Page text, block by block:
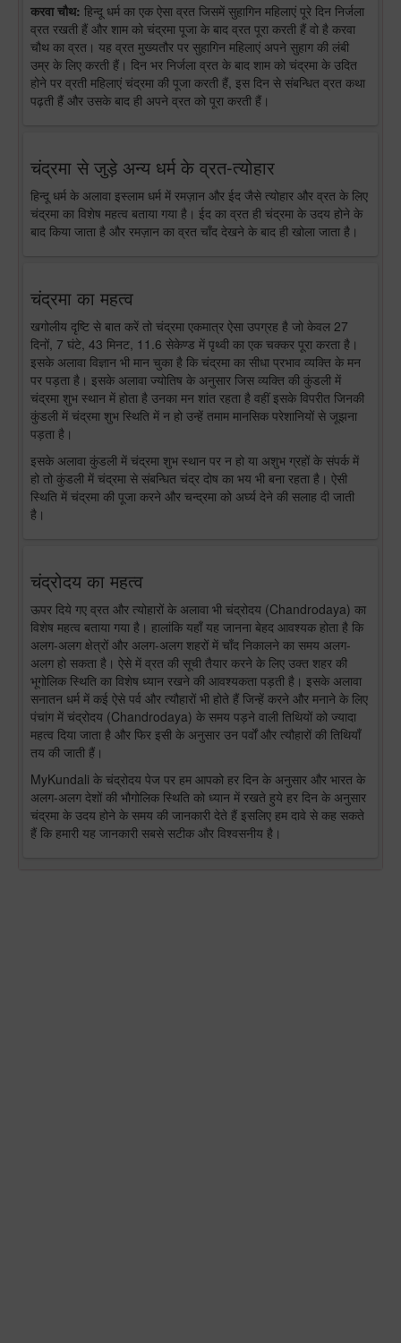
करवा चौथ: हिन्दू धर्म का एक ऐसा व्रत जिसमें सुहागिन महिलाएं पूरे दिन निर्जला
व्रत रखती हैं और शाम को चंद्रमा पूजा के बाद व्रत पूरा करती हैं वो है करवा
चौथ का व्रत। यह व्रत मुख्यतौर पर सुहागिन महिलाएं अपने सुहाग की लंबी
उम्र के लिए करती हैं। दिन भर निर्जला व्रत के बाद शाम को चंद्रमा के उदित
होने पर व्रती महिलाएं चंद्रमा की पूजा करती हैं, इस दिन से संबन्धित व्रत कथा
पढ़ती हैं और उसके बाद ही अपने व्रत को पूरा करती हैं।
चंद्रमा से जुड़े अन्य धर्म के व्रत-त्योहार
हिन्दू धर्म के अलावा इस्लाम धर्म में रमज़ान और ईद जैसे त्योहार और व्रत के लिए
चंद्रमा का विशेष महत्व बताया गया है। ईद का व्रत ही चंद्रमा के उदय होने के
बाद किया जाता है और रमज़ान का व्रत चाँद देखने के बाद ही खोला जाता है।
चंद्रमा का महत्व
खगोलीय दृष्टि से बात करें तो चंद्रमा एकमात्र ऐसा उपग्रह है जो केवल 27
दिनों, 7 घंटे, 43 मिनट, 11.6 सेकेण्ड में पृथ्वी का एक चक्कर पूरा करता है।
इसके अलावा विज्ञान भी मान चुका है कि चंद्रमा का सीधा प्रभाव व्यक्ति के मन
पर पड़ता है। इसके अलावा ज्योतिष के अनुसार जिस व्यक्ति की कुंडली में
चंद्रमा शुभ स्थान में होता है उनका मन शांत रहता है वहीं इसके विपरीत जिनकी
कुंडली में चंद्रमा शुभ स्थिति में न हो उन्हें तमाम मानसिक परेशानियों से जूझना
पड़ता है।
इसके अलावा कुंडली में चंद्रमा शुभ स्थान पर न हो या अशुभ ग्रहों के संपर्क में
हो तो कुंडली में चंद्रमा से संबन्धित चंद्र दोष का भय भी बना रहता है। ऐसी
स्थिति में चंद्रमा की पूजा करने और चन्द्रमा को अर्घ्य देने की सलाह दी जाती
है।
चंद्रोदय का महत्व
ऊपर दिये गए व्रत और त्योहारों के अलावा भी चंद्रोदय (Chandrodaya) का
विशेष महत्व बताया गया है। हालांकि यहाँ यह जानना बेहद आवश्यक होता है कि
अलग-अलग क्षेत्रों और अलग-अलग शहरों में चाँद निकालने का समय अलग-
अलग हो सकता है। ऐसे में व्रत की सूची तैयार करने के लिए उक्त शहर की
भूगोलिक स्थिति का विशेष ध्यान रखने की आवश्यकता पड़ती है। इसके अलावा
सनातन धर्म में कई ऐसे पर्व और त्यौहारों भी होते हैं जिन्हें करने और मनाने के लिए
पंचांग में चंद्रोदय (Chandrodaya) के समय पड़ने वाली तिथियों को ज्यादा
महत्व दिया जाता है और फिर इसी के अनुसार उन पर्वों और त्यौहारों की तिथियाँ
तय की जाती हैं।
MyKundali के चंद्रोदय पेज पर हम आपको हर दिन के अनुसार और भारत के
अलग-अलग देशों की भौगोलिक स्थिति को ध्यान में रखते हुये हर दिन के अनुसार
चंद्रमा के उदय होने के समय की जानकारी देते हैं इसलिए हम दावे से कह सकते
हैं कि हमारी यह जानकारी सबसे सटीक और विश्वसनीय है।